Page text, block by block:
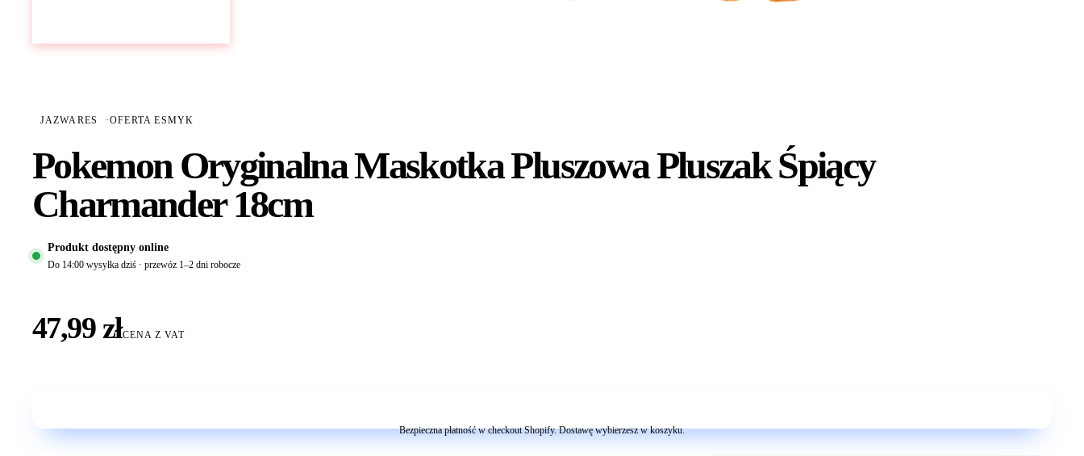
JAZWARES ·OFERTA ESMYK
Pokemon Oryginalna Maskotka Pluszowa Pluszak Śpiący
Charmander 18cm
Produkt dostępny online
Do 14:00 wysyłka dziś · przewóz 1–2 dni robocze
47,99 złCENA Z VAT
Bezpieczna płatność w checkout Shopify. Dostawę wybierzesz w koszyku.